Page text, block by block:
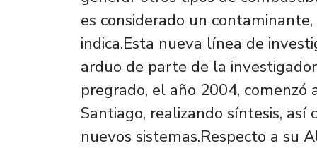
es considerado un
indica.Esta nueva línea de
arduo de parte de la
pregrado, el año 2004,
Santiago, realizando síntesis,
nuevos sistemas.Respecto a su